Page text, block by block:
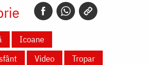
Icoane
Video
Tropar